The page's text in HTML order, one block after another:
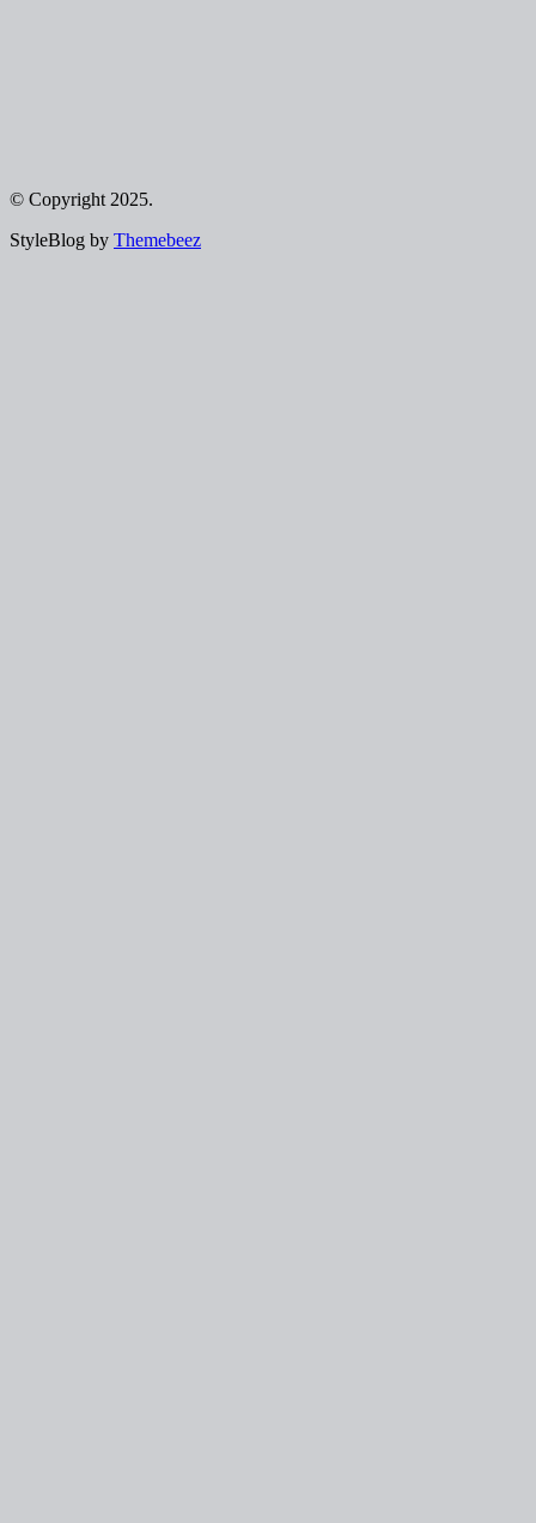
© Copyright 2025.
StyleBlog by Themebeez